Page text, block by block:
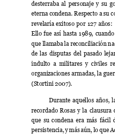
desterraba al personaje y su
eterna condena. Respecto a su
revelaría exitoso por 127 años:
Ello fue así hasta 1989,
que llamaba la reconciliación n
de las disputas del pasado
indulto a militares y civiles
organizaciones armadas, la
(Stortini 2007).
Durante aquellos años, l
recordado Rosas y la clausura
que su condena era más fácil
persistencia, y más aún, lo que